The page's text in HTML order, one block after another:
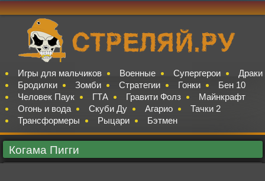
Игры для мальчиков Военные Супергерои
Драки
Бродилки
Зомби Стратегии Гонки
Бен 10
Человек Паук
ГТА Гравити Фолз
Майнкрафт
Огонь и вода
Скуби Ду Агарио
Тачки 2
Трансформеры
Рыцари Бэтмен
Когама Пигги